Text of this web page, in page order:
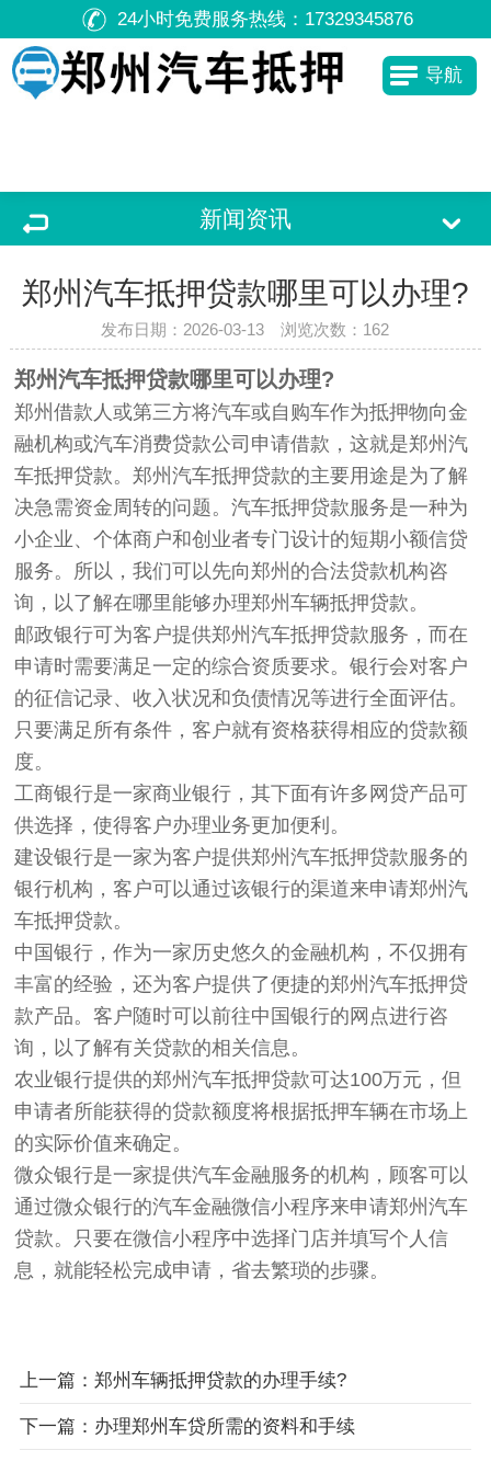
24小时免费服务热线： 17329345876
导航
新闻资讯
郑州汽车抵押贷款哪里可以办理?
发布日期：2026-03-13 浏览次数： 162
郑州汽车抵押贷款哪里可以办理?
郑州借款人或第三方将汽车或自购车作为抵押物向金
融机构或汽车消费贷款公司申请借款，这就是郑州汽
车抵押贷款。郑州汽车抵押贷款的主要用途是为了解
决急需资金周转的问题。汽车抵押贷款服务是一种为
小企业、个体商户和创业者专门设计的短期小额信贷
服务。所以，我们可以先向郑州的合法贷款机构咨
询，以了解在哪里能够办理郑州车辆抵押贷款。
邮政银行可为客户提供郑州汽车抵押贷款服务，而在
申请时需要满足一定的综合资质要求。银行会对客户
的征信记录、收入状况和负债情况等进行全面评估。
只要满足所有条件，客户就有资格获得相应的贷款额
度。
工商银行是一家商业银行，其下面有许多网贷产品可
供选择，使得客户办理业务更加便利。
建设银行是一家为客户提供郑州汽车抵押贷款服务的
银行机构，客户可以通过该银行的渠道来申请郑州汽
车抵押贷款。
中国银行，作为一家历史悠久的金融机构，不仅拥有
丰富的经验，还为客户提供了便捷的郑州汽车抵押贷
款产品。客户随时可以前往中国银行的网点进行咨
询，以了解有关贷款的相关信息。
农业银行提供的郑州汽车抵押贷款可达100万元，但
申请者所能获得的贷款额度将根据抵押车辆在市场上
的实际价值来确定。
微众银行是一家提供汽车金融服务的机构，顾客可以
通过微众银行的汽车金融微信小程序来申请郑州汽车
贷款。只要在微信小程序中选择门店并填写个人信
息，就能轻松完成申请，省去繁琐的步骤。
上一篇：郑州车辆抵押贷款的办理手续?
下一篇：办理郑州车贷所需的资料和手续